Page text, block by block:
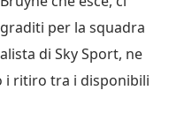
per la squadra
di Sky Sport, ne
i ritiro tra i disponibili